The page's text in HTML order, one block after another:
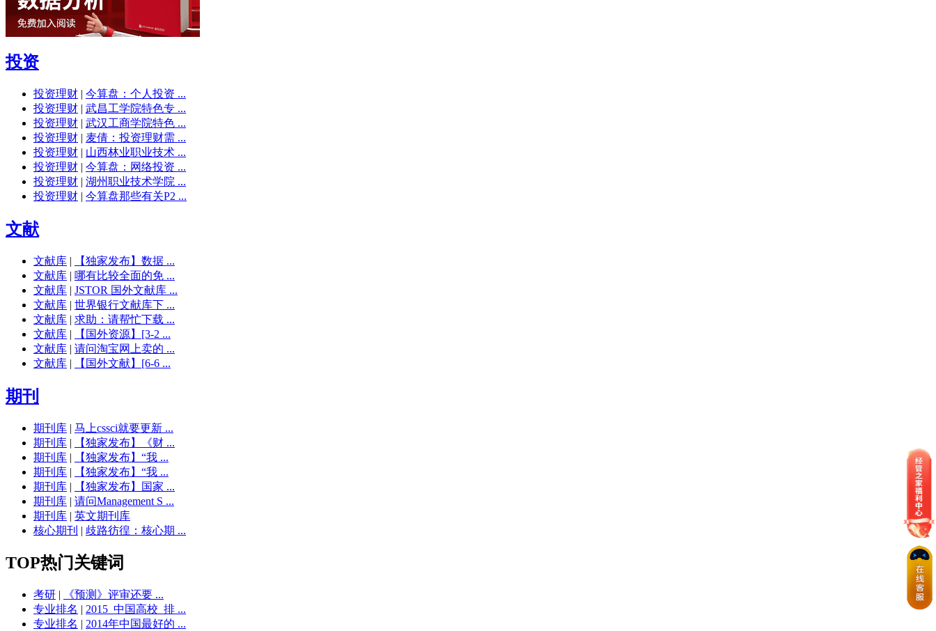
投资
投资理财 | 今算盘：个人投资 ...
投资理财 | 武昌工学院特色专 ...
投资理财 | 武汉工商学院特色 ...
投资理财 | 麦倩：投资理财需 ...
投资理财 | 山西林业职业技术 ...
投资理财 | 今算盘：网络投资 ...
投资理财 | 湖州职业技术学院 ...
投资理财 | 今算盘那些有关P2 ...
文献
文献库 |
【独家发布】数据 ...
文献库 | 哪有比较全面的免 ...
文献库 | JSTOR 国外文献库 ...
文献库 | 世界银行文献库下 ...
文献库 | 求助：请帮忙下载 ...
文献库 |
【国外资源】[3-2 ...
文献库 | 请问淘宝网上卖的 ...
文献库 | 【国外文献】[6-6 ...
期刊
期刊库 | 马上cssci就要更新 ...
期刊库 |
【独家发布】《财 ...
期刊库 |
【独家发布】“我 ...
期刊库 |
【独家发布】“我 ...
期刊库 |
【独家发布】国家 ...
期刊库 | 请问Management S ...
期刊库 | 英文期刊库
核心期刊 | 歧路彷徨：核心期 ...
TOP热门关键词
考研 |
《预测》评审还要 ...
专业排名 | 2015_中国高校_排 ...
专业排名 | 2014年中国最好的 ...